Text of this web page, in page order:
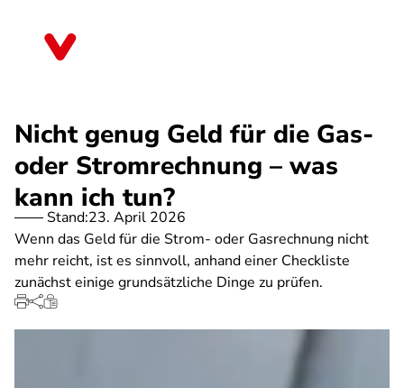
Nicht genug Geld für die Gas-
oder Stromrechnung – was
kann ich tun?
Stand:23. April 2026
Wenn das Geld für die Strom- oder Gasrechnung nicht
mehr reicht, ist es sinnvoll, anhand einer Checkliste
zunächst einige grundsätzliche Dinge zu prüfen.